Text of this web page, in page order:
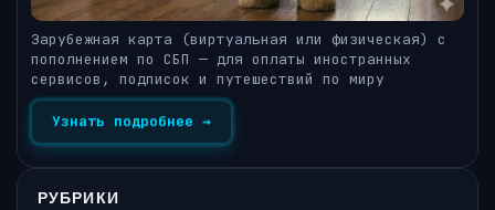
Зарубежная карта (виртуальная или физическая) с
пополнением по СБП — для оплаты иностранных
сервисов, подписок и путешествий по миру
Узнать подробнее →
РУБРИКИ